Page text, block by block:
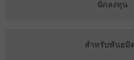
นักลงทุน
สำหรับพันธมิ